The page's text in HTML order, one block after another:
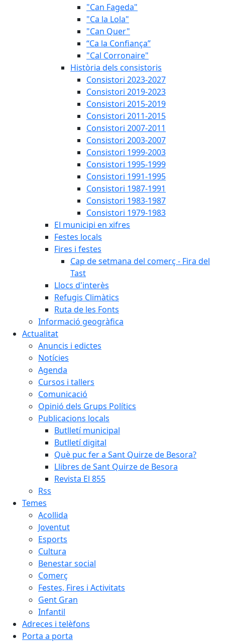
"Can Fageda"
"Ca la Lola"
"Can Quer"
“Ca la Confiança”
"Cal Corronaire"
Història dels consistoris
Consistori 2023-2027
Consistori 2019-2023
Consistori 2015-2019
Consistori 2011-2015
Consistori 2007-2011
Consistori 2003-2007
Consistori 1999-2003
Consistori 1995-1999
Consistori 1991-1995
Consistori 1987-1991
Consistori 1983-1987
Consistori 1979-1983
El municipi en xifres
Festes locals
Fires i festes
Cap de setmana del comerç - Fira del
Tast
Llocs d'interès
Refugis Climàtics
Ruta de les Fonts
Informació geogràfica
Actualitat
Anuncis i edictes
Notícies
Agenda
Cursos i tallers
Comunicació
Opinió dels Grups Polítics
Publicacions locals
Butlletí municipal
Butlletí digital
Què puc fer a Sant Quirze de Besora?
Llibres de Sant Quirze de Besora
Revista El 855
Rss
Temes
Acollida
Joventut
Esports
Cultura
Benestar social
Comerç
Festes, Fires i Activitats
Gent Gran
Infantil
Adreces i telèfons
Porta a porta